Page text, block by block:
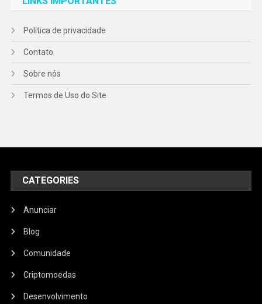
Política de privacidade
Contato
Sobre nós
Termos de Uso do Site
CATEGORIES
Anunciar
Blog
Comunidade
Criptomoedas
Desenvolvimento